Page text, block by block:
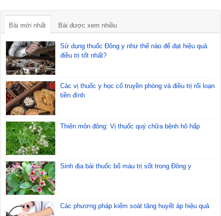
Bài mới nhất Bài được xem nhiều
Sử dụng thuốc Đông y như thế nào để đạt hiệu quả
điều trị tốt nhất?
Các vị thuốc y học cổ truyền phòng và điều trị rối loạn
tiền đình
Thiên môn đông: Vị thuốc quý chữa bệnh hô hấp
Sinh địa bài thuốc bổ máu trị sốt trong Đông y
Các phương pháp kiểm soát tăng huyết áp hiệu quả